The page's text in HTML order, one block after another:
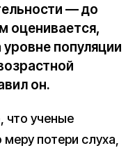
— до
оценивается,
популяции
он.
что ученые
потери слуха,